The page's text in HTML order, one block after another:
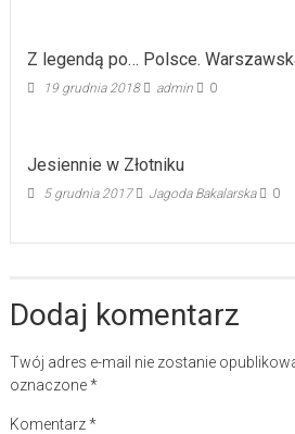
Z legendą po… Polsce.
19 grudnia 2018 admin 0
Jesiennie w Złotniku
5 grudnia 2017 Jagoda Bakalarska 0
Dodaj komentarz
Twój adres e-mail nie zostanie
oznaczone*
Komentarz*